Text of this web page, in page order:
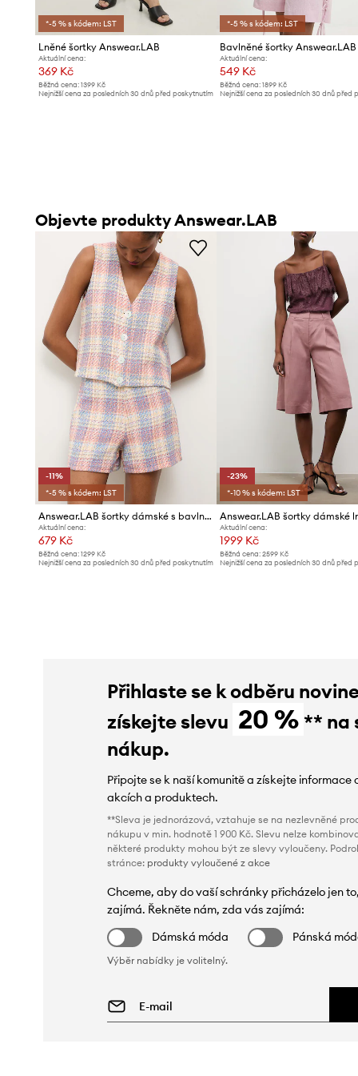
*-5 % s kódem: LST
Lněné šortky Answear.LAB
Aktuální cena:
369 Kč
Běžná cena: 1399 Kč
Nejnižší cena za posledních 30 dnů před poskytnutím
*-5 % s kódem: LST
Bavlněné šortky Answear.LAB
Aktuální cena:
549 Kč
Běžná cena:1899 Kč
Nejnižší cena za posledních 30 dnů před
Objevte produkty Answear.LAB
-11%
*-5 % s kódem: LST
Answear.LAB šortky dámské s bavlnou
Aktuální cena:
679 Kč
Běžná cena: 1299 Kč
Nejnižší cena za posledních 30 dnů před poskytnutím
-23%
*-10 % s kódem: LST
Answear.LAB šortky dámské
Aktuální cena:
1999 Kč
Běžná cena:2599 Kč
Nejnižší cena za posledních 30 dnů před
Přihlaste se k odběru
získejte slevu 20 % ** na
nákup.
Připojte se k naší komunitě a získejte informace
akcích a produktech.
**Sleva je jednorázová, vztahuje se na nezlevněné
nákupu v min. hodnotě 1 900 Kč. Slevu nelze
některé produkty mohou být ze slevy vyloučeny.
stránce: produkty vyloučené z akce
Chceme, aby do vaší schránky přicházelo jen
zajímá. Řekněte nám, zda vás zajímá:
Dámská móda
Pánská
Výběr nabídky je volitelný.